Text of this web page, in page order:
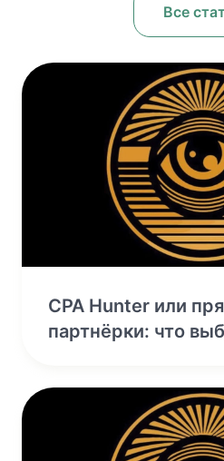
Все
CPA Hunter или
партнёрки: что